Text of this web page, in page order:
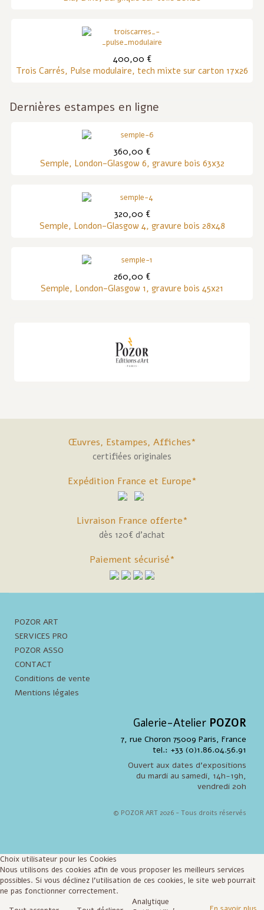
400,00 €
Trois Carrés, Pulse modulaire, tech mixte sur carton 17x26
Dernières estampes en ligne
360,00 €
Semple, London-Glasgow 6, gravure bois 63x32
320,00 €
Semple, London-Glasgow 4, gravure bois 28x48
260,00 €
Semple, London-Glasgow 1, gravure bois 45x21
Œuvres, Estampes, Affiches*
certifiées originales
Expédition France et Europe*
Livraison France offerte*
dès 120€ d'achat
Paiement sécurisé*
POZOR ART
SERVICES PRO
POZOR ASSO
CONTACT
Conditions de vente
Mentions légales
Galerie-Atelier POZOR
7, rue Choron 75009 Paris, France
tel.: +33 (0)1.86.04.56.91
Ouvert aux dates d'expositions
du mardi au samedi, 14h-19h,
vendredi 20h
© POZOR ART 2026 - Tous droits réservés
Choix utilisateur pour les Cookies
Nous utilisons des cookies afin de vous proposer les meilleurs services
possibles. Si vous déclinez l'utilisation de ces cookies, le site web pourrait
ne pas fonctionner correctement.
Analytique